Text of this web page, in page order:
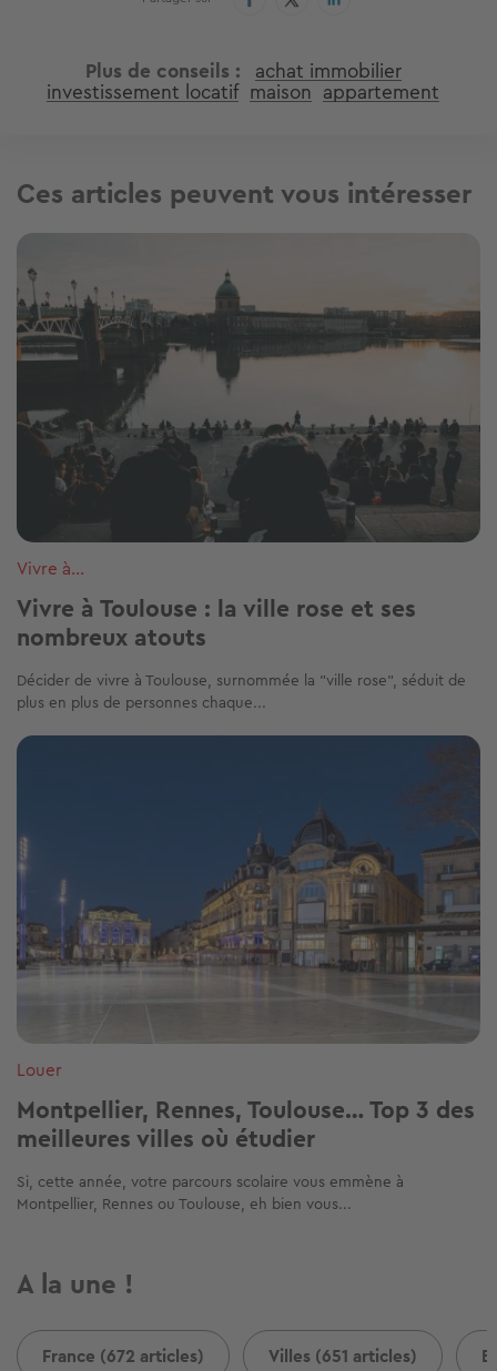
Plus de conseils achat immobilier
investissement locatif maison appartement
Ces articles peuvent vous intéresser
Image
Vivre à...
Vivre à Toulouse : la ville rose et ses
nombreux atouts
Décider de vivre à Toulouse, surnommée la "ville rose", séduit de
plus en plus de personnes chaque...
Image
Louer
Montpellier, Rennes, Toulouse… Top 3 des
meilleures villes où étudier
Si, cette année, votre parcours scolaire vous emmène à
Montpellier, Rennes ou Toulouse, eh bien vous...
A la une !
France (672 articles) Villes (651 articles)